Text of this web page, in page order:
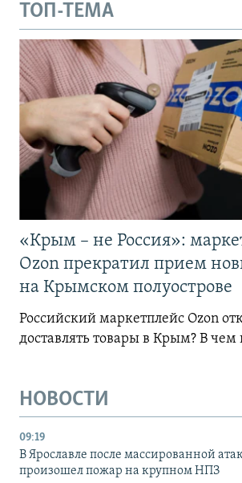
ТОП-ТЕМА
«Крым – не Россия»:
Ozon прекратил прием
на Крымском полуострове
Российский маркетплейс Ozon
доставлять товары в Крым? В чем
НОВОСТИ
09:19
В Ярославле после массированной
произошел пожар на крупном НПЗ